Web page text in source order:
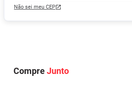
Não sei meu CEP
CompreJunto